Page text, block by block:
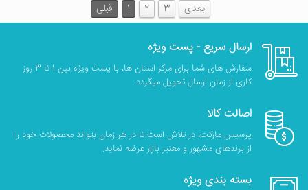
قبلی 1 2 3 بعدی
ارسال سریع - پست ویژه
سفارش های شما برای مرکز استان ها، با پست ویژه بین 1 تا 3 روز
کاری از زمان ارسال تحویل میگردد.
اصالت کالا
پرسیس مارکت، در تلاش است تا در هر زمان بتواند محصولات خود را
از برندهای مشهور و معتبر بازار عرضه نماید.
بسته بندی ویژه